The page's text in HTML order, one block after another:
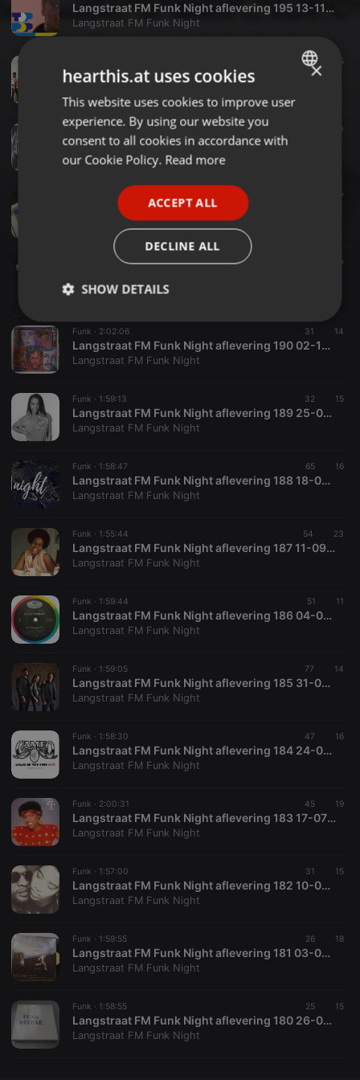
Langstraat FM Funk Night aflevering 195 13-11-2021 stream
Langstraat FM Funk Night
36 15
Funk ·1:59:17 20
Langstraat FM Funk Night
2:00:15 17
Langstraat FM Funk Night
1:54:38 17
Langstraat FM Funk Night
Funk · 2:02:06 31 14
Langstraat FM Funk Night aflevering 190 02-10-2021 stream
Langstraat FM Funk Night
Funk · 1:59:13 32 15
Langstraat FM Funk Night aflevering 189 25-09-2021 stream
Langstraat FM Funk Night
Funk · 1:58:47 65 16
Langstraat FM Funk Night aflevering 188 18-09-2021 stream
Langstraat FM Funk Night
Funk · 1:55:44 54 23
Langstraat FM Funk Night aflevering 187 11-09-2021 stream
Langstraat FM Funk Night
Funk · 1:59:44 51 11
Langstraat FM Funk Night aflevering 186 04-09-2021 stream
Langstraat FM Funk Night
Funk · 1:59:05 77 14
Langstraat FM Funk Night aflevering 185 31-07-2021 stream
Langstraat FM Funk Night
Funk · 1:58:30 47 16
Langstraat FM Funk Night aflevering 184 24-07-2021 stream
Langstraat FM Funk Night
Funk · 2:00:31 45 19
Langstraat FM Funk Night aflevering 183 17-07-2021 stream
Langstraat FM Funk Night
Funk · 1:57:00 31 15
Langstraat FM Funk Night aflevering 182 10-07-2021 stream
Langstraat FM Funk Night
Funk · 1:59:55 26 18
Langstraat FM Funk Night aflevering 181 03-07-2021 stream
Langstraat FM Funk Night
Funk · 1:58:55 25 15
Langstraat FM Funk Night aflevering 180 26-06-2021 stream
Langstraat FM Funk Night
ENGLISH
GERMAN
×
hearthis.at uses cookies
This website uses cookies to improve user
experience. By using our website you
consent to all cookies in accordance with
our Cookie Policy. Read more
ACCEPT ALL
DECLINE ALL
SHOW DETAILS
Strictly
necessary
Targeting Functionality
Strictly necessary cookies allow core website
functionality such as user login and account
management. The website cannot be used properly
Name
Provider /
Domain
Expiration Description
cookie
PHPSESSID
PHP.net
.hearthis.at
1 year
User Login
reseller
days
Saves the
user id who
CookieScriptConsent
.hearthis.at
days
This cookie is
used by
visitor cookie
consent
Script.com
cookie
Name
Provider /
Domain
Expiration Description
searchtext .hearthis.at Session
Text of